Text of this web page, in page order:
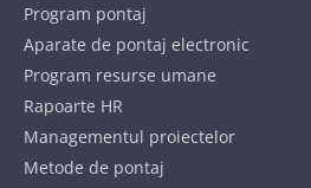
Program pontaj
Aparate de pontaj electronic
Program resurse umane
Rapoarte HR
Managementul proiectelor
Metode de pontaj